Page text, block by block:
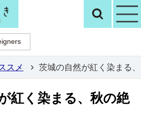
観光いばらき検
スメ 茨城の自然が紅く染まる
紅く染まる、秋の絶